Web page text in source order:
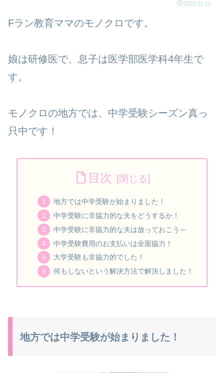
2025.01.11
Fラン教育ママのモノクロです。
娘は研修医で、息子は医学部医学科4年生で
す。
モノクロの地方では、中学受験シーズン真っ
只中です！
目次
地方では中学受験が始まりました！
中学受験に非協力的な夫をどうするか！
中学受験に非協力的な夫は放っておこう～
中学受験費用のお支払いは全面協力！
大学受験も非協力的でした！
何もしないという解決方法で解決しました！
地方では中学受験が始まりました！